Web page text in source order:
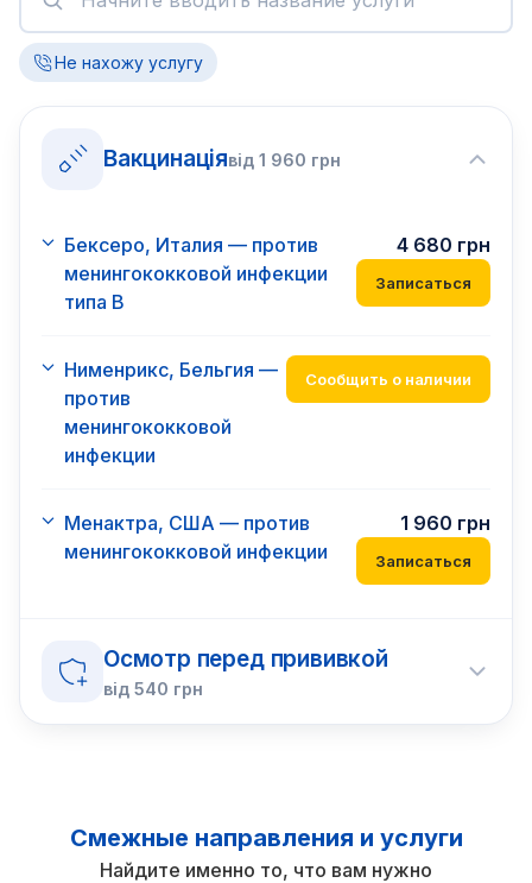
Не нахожу услугу
Вакцинаціявід1 960 грн
Бексеро, Италия — против
менингококковой инфекции
типа В
4 680 грн
Записаться
Нименрикс, Бельгия —
против
менингококковой
инфекции
Сообщить о наличии
Менактра, США — против
менингококковой инфекции
1 960 грн
Записаться
Осмотр перед прививкой
від 540 грн
Смежные направления и услуги
Найдите именно то, что вам нужно